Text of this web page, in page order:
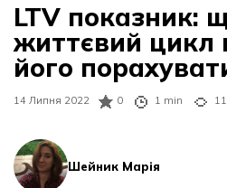
14 Липня 2022 0 1 min
Шейник Марія
LTV показник:
життєвий цикл
його